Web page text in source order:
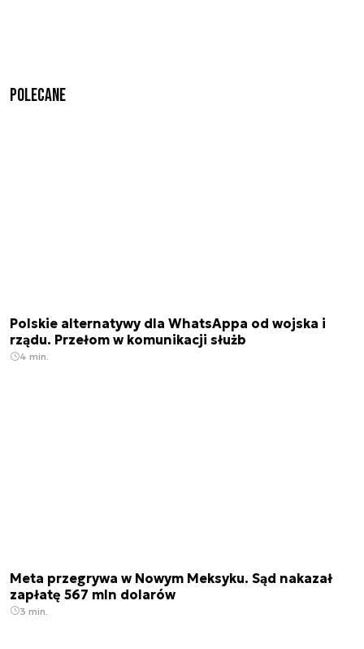
Polecane
Polskie alternatywy dla WhatsAppa od wojska i
rządu. Przełom w komunikacji służb
4 min.
Meta przegrywa w Nowym Meksyku. Sąd nakazał
zapłatę 567 mln dolarów
3 min.